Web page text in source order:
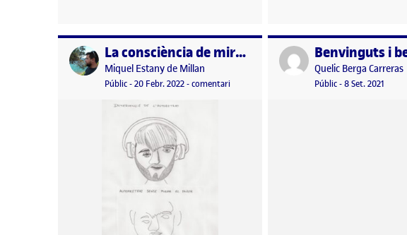
Publicat per La consciència de mirar(nos): L’autorretrat
Publicat per
Miquel Estany de Millan
Visibilitat:
Públic-Data de publicació
20 Febr. 2022-comentariel La consciència de mirar(nos): L’autorretrat
Publicat per
Publicat per
Quelic Berga Carreras
Visibilitat:
Públic-Data de publicació
8 Set. 2021